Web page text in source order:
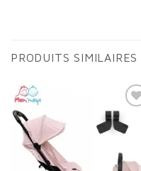
PRODUITS SIMILAIRES
wishlist